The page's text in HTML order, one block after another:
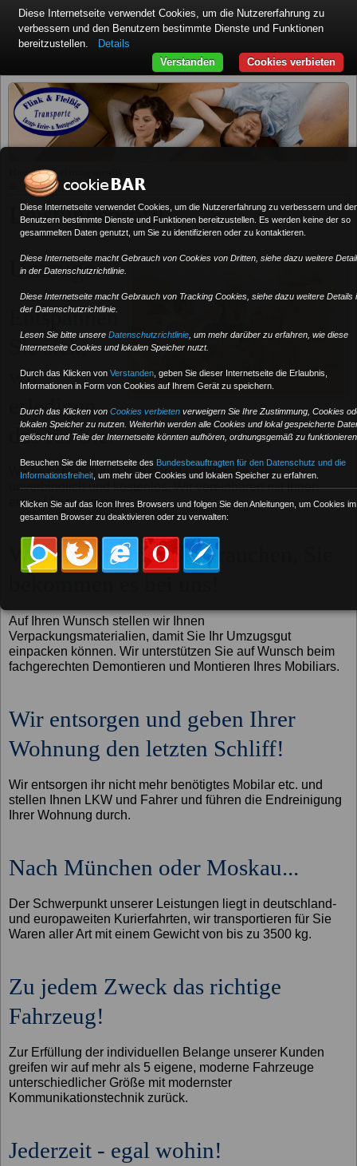
Home»Leistungsprofil
Leistungsprofil
Umzüge
Entspannen
Sie sich,
wir
erledigen
das für Sie!
Wir besichtigen Ihr Umzugsgut und beraten Sie
unverbindlich und kostenlos. Wir vereinbaren mit Ihnen
einen Umzugstermin!
Was auch immer Sie brauchen, Sie
Auf Ihren Wunsch stellen wir Ihnen
Verpackungsmaterialien, damit Sie Ihr Umzugsgut
einpacken können. Wir unterstützen Sie auf Wunsch beim
fachgerechten Demontieren und Montieren Ihres Mobiliars.
Wir entsorgen und geben Ihrer
Wohnung den letzten Schliff!
Wir entsorgen ihr nicht mehr benötigtes Mobilar etc. und
stellen Ihnen LKW und Fahrer und führen die Endreinigung
Ihrer Wohnung durch.
Nach München oder Moskau...
Der Schwerpunkt unserer Leistungen liegt in deutschland-
und europaweiten Kurierfahrten, wir transportieren für Sie
Waren aller Art mit einem Gewicht von bis zu 3500 kg.
Zu jedem Zweck das richtige
Fahrzeug!
Zur Erfüllung der individuellen Belange unserer Kunden
greifen wir auf mehr als 5 eigene, moderne Fahrzeuge
unterschiedlicher Größe mit modernster
Kommunikationstechnik zurück.
Jederzeit - egal wohin!
Diese Internetseite verwendet Cookies, um die Nutzererfahrung zu verbessern und
Benutzern bestimmte Dienste und Funktionen bereitzustellen. Es werden keine der so
gesammelten Daten genutzt, um Sie zu identifizieren oder zu kontaktieren.
Diese Internetseite macht Gebrauch von Cookies von Dritten, siehe dazu weitere
in der Datenschutzrichtlinie.
Diese Internetseite macht Gebrauch von Tracking Cookies, siehe dazu weitere Details
der Datenschutzrichtlinie.
Lesen Sie bitte unsere Datenschutzrichtlinie , um mehr darüber zu erfahren, wie diese
Internetseite Cookies und lokalen Speicher nutzt.
Durch das Klicken von Verstanden geben Sie dieser Internetseite die Erlaubnis,
Informationen in Form von Cookies auf Ihrem Gerät zu speichern.
Durch das Klicken von Cookies verbieten verweigern Sie Ihre Zustimmung, Cookies
lokalen Speicher zu nutzen. Weiterhin werden alle Cookies und lokal gespeicherte
gelöscht und Teile der Internetseite könnten aufhören, ordnungsgemäß zu
Besuchen Sie die Internetseite des Bundesbeauftragten für den Datenschutz und die
Informationsfreiheit , um mehr über Cookies und lokalen Speicher zu erfahren.
Klicken Sie auf das Icon Ihres Browsers und folgen Sie den Anleitungen, um Cookies im
gesamten Browser zu deaktivieren oder zu verwalten:
Diese Internetseite verwendet Cookies, um die Nutzererfahrung zu
verbessern und den Benutzern bestimmte Dienste und Funktionen
bereitzustellen.
Details
Cookies verbieten
Verstanden